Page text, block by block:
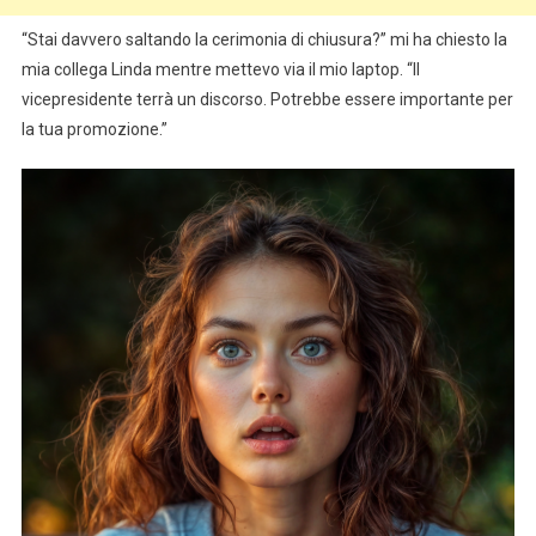
“Stai davvero saltando la cerimonia di chiusura?” mi ha chiesto la
mia collega Linda mentre mettevo via il mio laptop. “Il
vicepresidente terrà un discorso. Potrebbe essere importante per
la tua promozione.”